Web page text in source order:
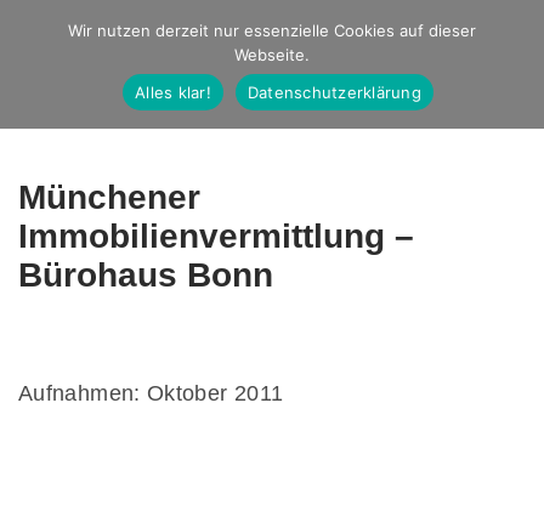
Studio Ernst
Fotografie
Münchener
Immobilienvermittlung –
Bürohaus Bonn
Aufnahmen: Oktober 2011
Wir nutzen derzeit nur essenzielle Cookies auf dieser
Webseite.
Alles klar!
Datenschutzerklärung